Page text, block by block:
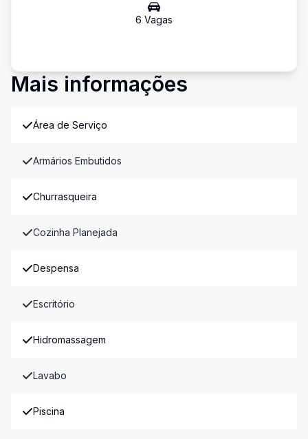
6 Vagas
Mais informações
Área de Serviço
Armários Embutidos
Churrasqueira
Cozinha Planejada
Despensa
Escritório
Hidromassagem
Lavabo
Piscina